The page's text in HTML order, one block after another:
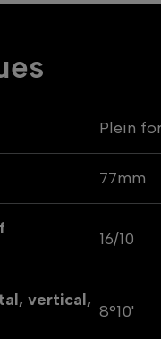
Plein
77mm
16/10
vertical,
8°10'